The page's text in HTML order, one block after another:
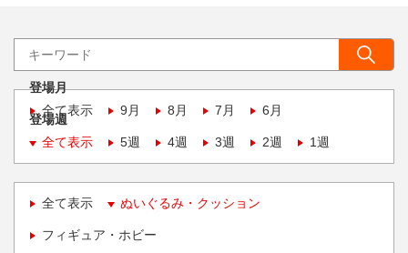
登場月
全て表示
9月 8月 7月 6月
登場週
全て表示
5週 4週 3週 2週 1週
全て表示 ぬいぐるみ・クッション
フィギュア・ホビー